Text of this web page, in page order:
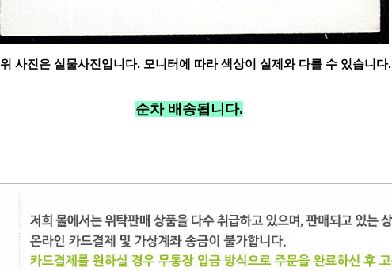
위 사진은 실물사진입니다. 모니터에 따라 색상이 실제와 다를 수 있습니다.
순차 배송됩니다.